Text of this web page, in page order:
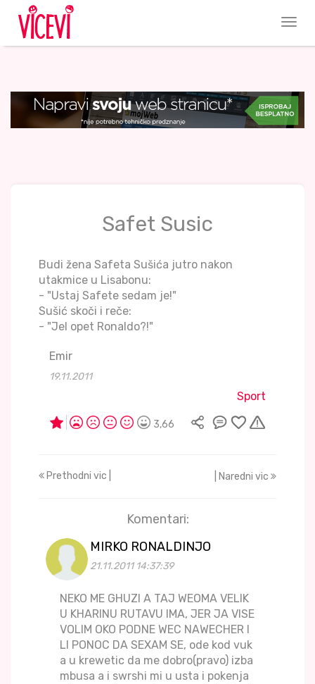
Safet Susic
Budi žena Safeta Sušića jutro nakon
utakmice u Lisabonu:
- "Ustaj Safete sedam je!"
Sušić skoči i reče:
- "Jel opet Ronaldo?!"
Emir
19.11.2011
Sport
3,66
Prethodni vic | | Naredni vic
Komentari:
MIRKO RONALDINJO
21.11.2011 14:37:39
NEKO ME GHUZI A TAJ WEOMA VELIK
U KHARINU RUTAVU IMA, JER JA VISE
VOLIM OKO PODNE WEC NAWECHER I
LI PONOC DA SEXAM SE, ode kod vuk
a u krewetic da me dobro(pravo) izba
mbusa a i swrshi mi u usta i pokenja